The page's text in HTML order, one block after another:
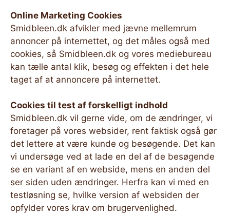
Online Marketing Cookies
Smidbleen.dk afvikler med jævne mellemrum
annoncer på internettet, og det måles også med
cookies, så Smidbleen.dk og vores mediebureau
kan tælle antal klik, besøg og effekten i det hele
taget af at annoncere på internettet.
Cookies til test af forskelligt indhold
Smidbleen.dk vil gerne vide, om de ændringer, vi
foretager på vores websider, rent faktisk også gør
det lettere at være kunde og besøgende. Det kan
vi undersøge ved at lade en del af de besøgende
se en variant af en webside, mens en anden del
ser siden uden ændringer. Herfra kan vi med en
testløsning se, hvilke version af websiden der
opfylder vores krav om brugervenlighed.